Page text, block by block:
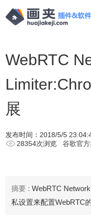
WebRTC
展
发布时间： 2018/5/5
28354次浏览
谷歌官
摘要 : WebRTC
私设置来配置WebRTC